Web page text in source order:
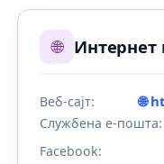
🌐
Веб-сајт: 🌐
Службена е-пошта:
Facebook: